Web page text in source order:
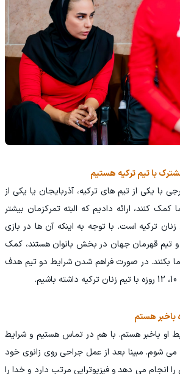
با تیم ترکیه هستیم
با یکی از تیم های ترکیه، آذربایجان یا یکی از
کمک کنند، ارائه دادیم که البته تمرکزمان بیشتر
ترکیه است. با توجه به اینکه آن ها در بازی
و تیم قهرمان جهان در بخش بانوان هستند، کمک
بکنند. در صورت فراهم شدن شرایط دو تیم هدف
باخبر هستم
او باخبر هستم. با هم در تماس هستیم و شرایط
می شوم. مبینا بعد از عمل جراحی روی زانوی خود
را انجام می دهد و فیزیوتراپی مرتب دارد و خدا را